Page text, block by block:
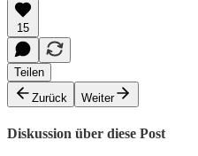
15
Teilen
Zurück
Weiter
Diskussion über diese Post